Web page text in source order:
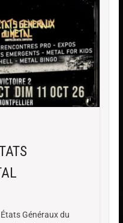
Généraux du